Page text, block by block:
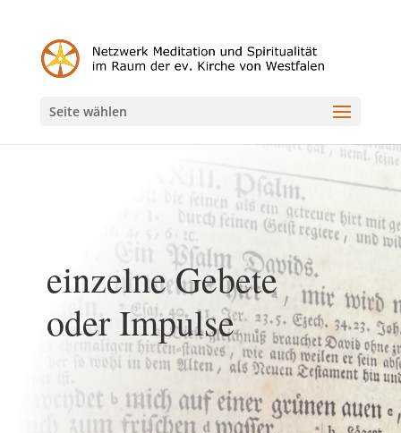
Seite wählen
einzelne Gebete
oder Impulse